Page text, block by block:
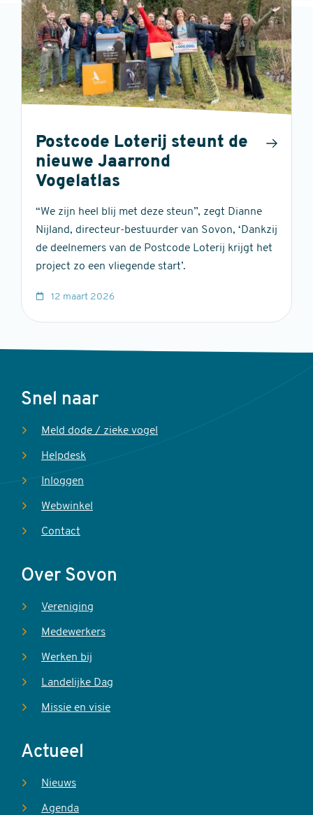
Postcode Loterij steunt de
nieuwe Jaarrond
Vogelatlas
“We zijn heel blij met deze steun”, zegt Dianne
Nijland, directeur-bestuurder van Sovon, ‘Dankzij
de deelnemers van de Postcode Loterij krijgt het
project zo een vliegende start’.
12 maart 2026
Voet
Snel naar
Meld dode / zieke vogel
Helpdesk
Inloggen
Webwinkel
Contact
Over Sovon
Vereniging
Medewerkers
Werken bij
Landelijke Dag
Missie en visie
Actueel
Nieuws
Agenda